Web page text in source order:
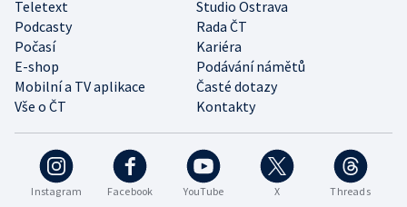
Instagram Facebook YouTube X Threads
Teletext
Studio Ostrava
Podcasty
Rada ČT
Počasí
Kariéra
E-shop
Podávání námětů
Mobilní a TV aplikace
Časté dotazy
Vše o ČT
Kontakty